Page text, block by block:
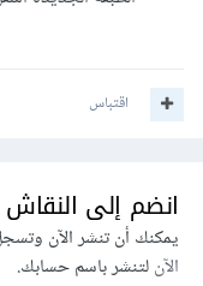
اقتباس
انضم إلى النقاش
يمكنك أن تنشر الآن
الآنلتنشر باسم حسابك.